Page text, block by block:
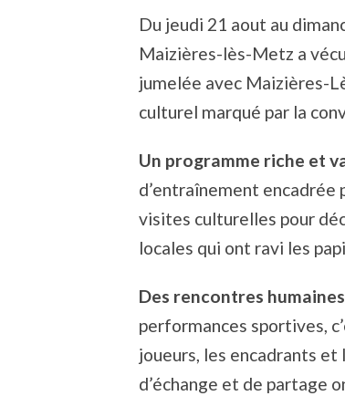
Du jeudi 21 aout au
Maizières-lès-Metz a
jumelée avec Maizières-
culturel marqué par la
Un programme riche et
d’entraînement encadrée
visites culturelles pour
locales qui ont ravi les
Des rencontres
performances sportives,
joueurs, les encadrants
d’échange et de partage